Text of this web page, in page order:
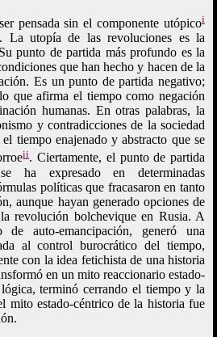
pensada sin el componente utópicoi
La utopía de las revoluciones es la
punto de partida más profundo es la
que han hecho y hacen de la
Es un punto de partida negativo;
que afirma el tiempo como negación
humanas. En otras palabras, la
y contradicciones de la sociedad
tiempo enajenado y abstracto que se
ii. Ciertamente, el punto de partida
ha expresado en determinadas
políticas que fracasaron en tanto
aunque hayan generado opciones de
revolución bolchevique en Rusia. A
auto-emancipación, generó una
al control burocrático del tiempo,
con la idea fetichista de una historia
en un mito reaccionario estado-
terminó cerrando el tiempo y la
mito estado-céntrico de la historia fue